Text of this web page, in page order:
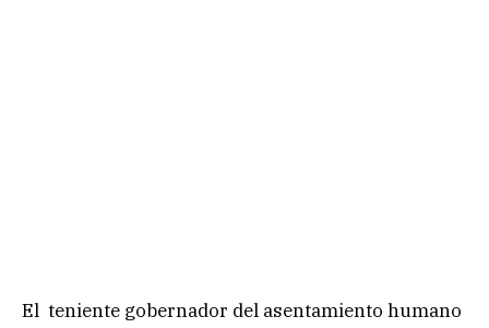
El teniente gobernador del asentamiento humano